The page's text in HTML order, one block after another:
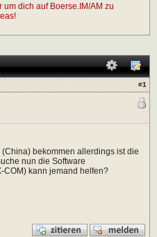
dich auf Boerse.IM/AM zu
#1
bekommen allerdings ist die
nun die Software
COM) kann jemand helfen?